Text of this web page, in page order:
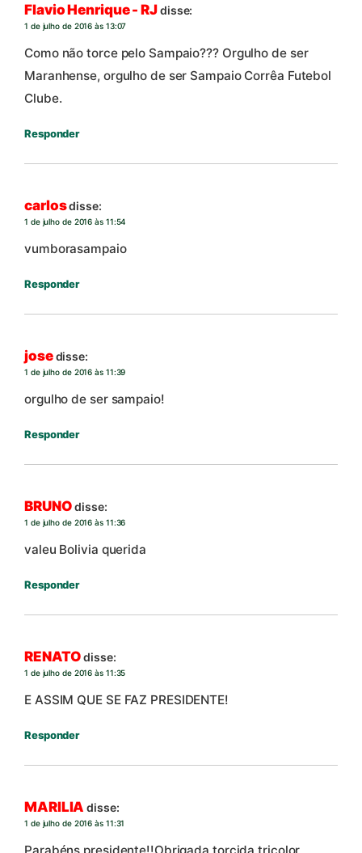
Flavio Henrique - RJdisse:
1 de julho de 2016 às 13:07
Como não torce pelo Sampaio??? Orgulho de ser
Maranhense, orgulho de ser Sampaio Corrêa Futebol
Clube.
Responder
carlosdisse:
1 de julho de 2016 às 11:54
vumborasampaio
Responder
josedisse:
1 de julho de 2016 às 11:39
orgulho de ser sampaio!
Responder
BRUNO disse:
1 de julho de 2016 às 11:36
valeu Bolivia querida
Responder
RENATOdisse:
1 de julho de 2016 às 11:35
E ASSIM QUE SE FAZ PRESIDENTE!
Responder
MARILIA disse:
1 de julho de 2016 às 11:31